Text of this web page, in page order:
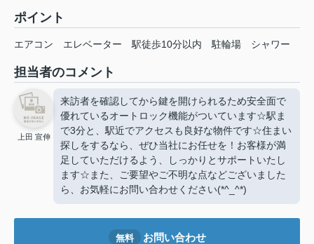
ポイント
エアコン エレベーター 駅徒歩10分以内 駐輪場 シャワー
担当者のコメント
上田 宣伸
来訪者を確認してから鍵を開けられるため安全面で
優れているオートロック機能がついています☆駅ま
で3分と、駅近でアクセスも良好な物件です☆住まい
探しをするなら、ぜひ当社にお任せを！お客様が満
足していただけるよう、しっかりとサポートいたし
ます☆また、ご要望やご不明な点などございました
ら、お気軽にお問い合わせください(*^_^*)
無料 お問い合わせ